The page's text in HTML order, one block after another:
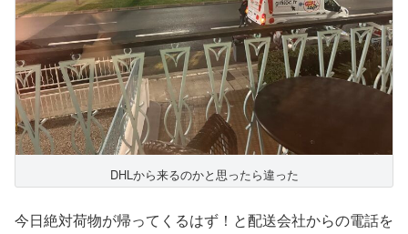
DHLから来るのかと思ったら違った
今日絶対荷物が帰ってくるはず！と配送会社からの電話を